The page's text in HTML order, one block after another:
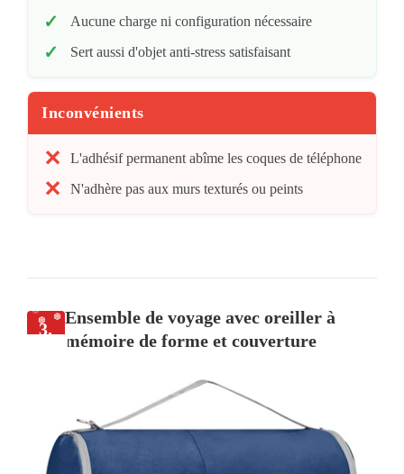
Aucune charge ni configuration nécessaire
Sert aussi d'objet anti-stress satisfaisant
Inconvénients
L'adhésif permanent abîme les coques de téléphone
N'adhère pas aux murs texturés ou peints
3.
Ensemble de voyage avec oreiller à
mémoire de forme et couverture